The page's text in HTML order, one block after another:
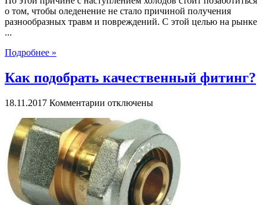
о том, чтобы оледенение не стало причиной получения
разнообразных травм и повреждений. С этой целью на рынке
...
Подробнее »
Как подобрать качественный фитинг?
18.11.2017 Комментарии к
Как
подобрать
качественный
фитинг?
отключены